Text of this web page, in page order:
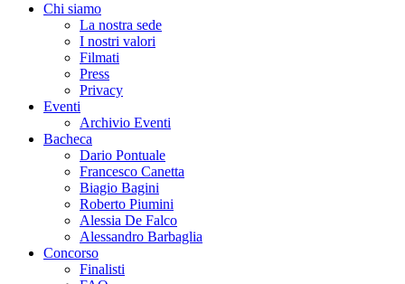
Chi siamo
La nostra sede
I nostri valori
Filmati
Press
Privacy
Eventi
Archivio Eventi
Bacheca
Dario Pontuale
Francesco Canetta
Biagio Bagini
Roberto Piumini
Alessia De Falco
Alessandro Barbaglia
Concorso
Finalisti